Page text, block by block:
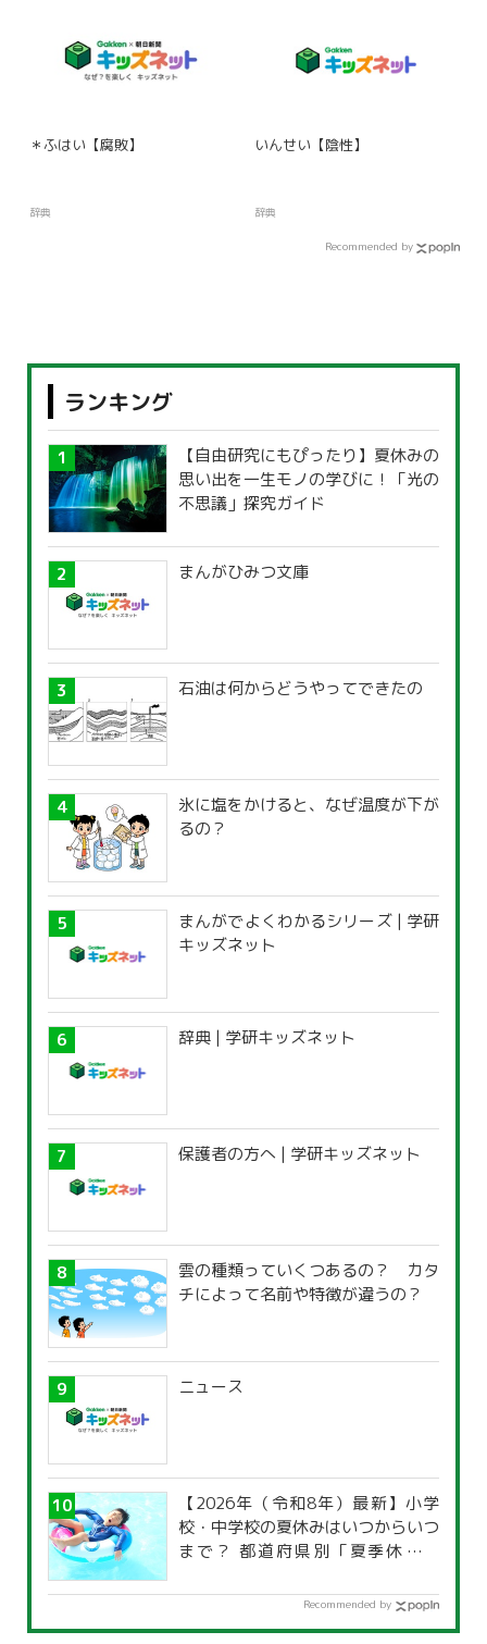
＊ふはい【腐敗】
辞典
いんせい【陰性】
辞典
Recommended by
ランキング
【自由研究にもぴったり】夏休みの
思い出を一生モノの学びに！「光の
不思議」探究ガイド
まんがひみつ文庫
石油は何からどうやってできたの
氷に塩をかけると、なぜ温度が下が
るの？
まんがでよくわかるシリーズ | 学研
キッズネット
辞典 | 学研キッズネット
保護者の方へ | 学研キッズネット
雲の種類っていくつあるの？ カタ
チによって名前や特徴が違うの？
ニュース
【2026年（令和8年）最新】小学
校・中学校の夏休みはいつからいつ
まで？ 都道府県別「夏季休暇一
Recommended by